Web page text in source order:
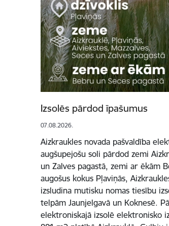
Izsolēs pārdod īpašumus
07.08.2026.
Aizkraukles novada pašvaldība
augšupejošu soli pārdod zemi
un Zalves pagastā, zemi ar ēkām
augošus kokus Pļaviņās,
izsludina mutisku nomas tiesību
telpām Jaunjelgavā un Koknesē.
elektroniskajā izsolē elektronisko